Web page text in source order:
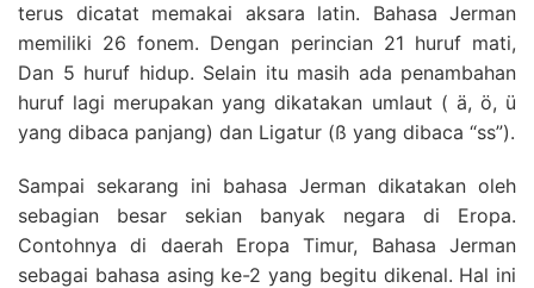
terus dicatat memakai aksara latin. Bahasa Jerman
memiliki 26 fonem. Dengan perincian 21 huruf mati,
Dan 5 huruf hidup. Selain itu masih ada penambahan
huruf lagi merupakan yang dikatakan umlaut ( ä, ö, ü
yang dibaca panjang) dan Ligatur (ß yang dibaca “ss”).
Sampai sekarang ini bahasa Jerman dikatakan oleh
sebagian besar sekian banyak negara di Eropa.
Contohnya di daerah Eropa Timur, Bahasa Jerman
sebagai bahasa asing ke-2 yang begitu dikenal. Hal ini